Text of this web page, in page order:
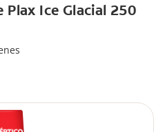
Plax Ice Glacial 250